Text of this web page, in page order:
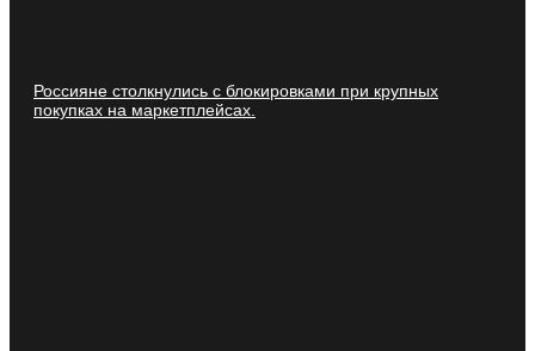
Россияне столкнулись с блокировками при крупных
покупках на маркетплейсах.